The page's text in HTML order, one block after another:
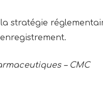
stratégie
– CMC